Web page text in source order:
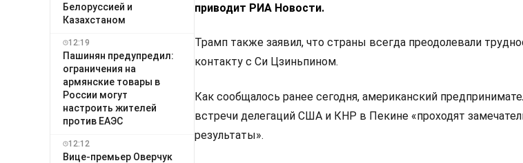
Белоруссией и
Казахстаном
12:19
Пашинян предупредил:
ограничения на
армянские товары в
России могут
настроить жителей
против ЕАЭС
12:12
Вице-премьер Оверчук
приводит РИА Новости.
Трамп также заявил, что страны всегда преодолевали
контакту с Си Цзиньпином.
Как сообщалось ранее сегодня, американский
встречи делегаций США и КНР в Пекине «проходят
результаты».